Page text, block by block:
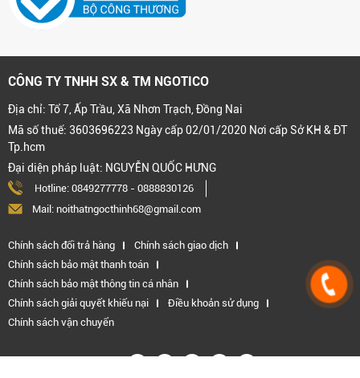
CÔNG TY TNHH SX & TM NGOTICO
Địa chỉ: Tổ 7, Ấp Trầu, Xã Nhơn Trạch, Đồng Nai
Mã số thuế: 3603696223 Ngày cấp 02/01/2020 Nơi cấp Sở KH & ĐT
Tp.hcm
Đại diện pháp luật: NGUYỄN QUỐC HƯNG
Hotline: 0849277778 - 0888830126
Mail: noithatngocthinh68@gmail.com
Chính sách đổi trả hàng
Chính sách giao dịch
Chính sách bảo mật thanh toán
Chính sách bảo mật thông tin cá nhân
Chính sách giải quyết khiếu nại
Điều khoản sử dụng
Chính sách vận chuyển